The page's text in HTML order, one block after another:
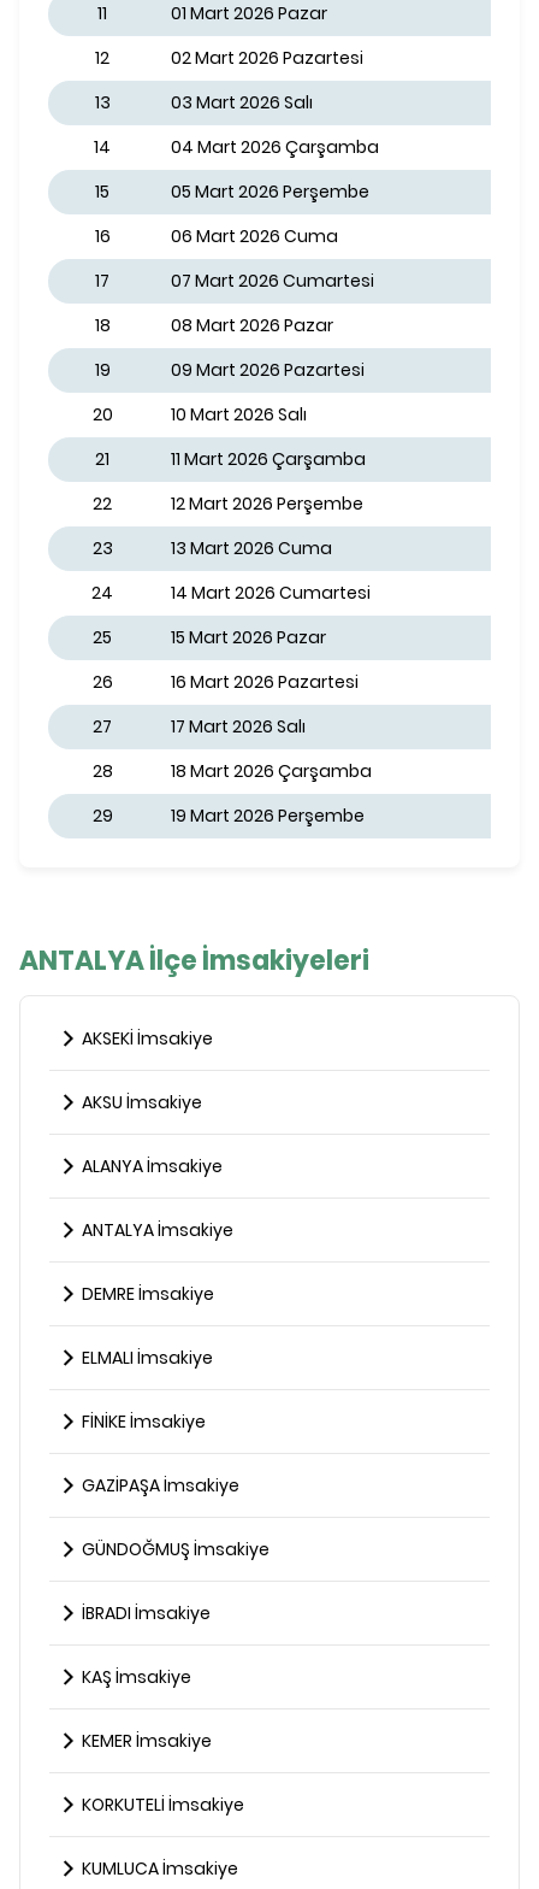
11
01 Mart 2026 Pazar
12
02 Mart 2026 Pazartesi
13
03 Mart 2026 Salı
14
04 Mart 2026 Çarşamba
15
05 Mart 2026 Perşembe
16
06 Mart 2026 Cuma
17
07 Mart 2026 Cumartesi
18
08 Mart 2026 Pazar
19
09 Mart 2026 Pazartesi
20
10 Mart 2026 Salı
21
11 Mart 2026 Çarşamba
22
12 Mart 2026 Perşembe
23
13 Mart 2026 Cuma
24
14 Mart 2026 Cumartesi
25
15 Mart 2026 Pazar
26
16 Mart 2026 Pazartesi
27
17 Mart 2026 Salı
28
18 Mart 2026 Çarşamba
29
19 Mart 2026 Perşembe
ANTALYA İlçe İmsakiyeleri
AKSEKİ İmsakiye
AKSU İmsakiye
ALANYA İmsakiye
ANTALYA İmsakiye
DEMRE İmsakiye
ELMALI İmsakiye
FİNİKE İmsakiye
GAZİPAŞA İmsakiye
GÜNDOĞMUŞ İmsakiye
İBRADI İmsakiye
KAŞ İmsakiye
KEMER İmsakiye
KORKUTELİ İmsakiye
KUMLUCA İmsakiye